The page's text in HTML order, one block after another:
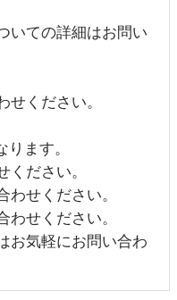
いての詳細はお問い
せください。
ります。
ください。
わせください。
わせください。
お気軽にお問い合わ